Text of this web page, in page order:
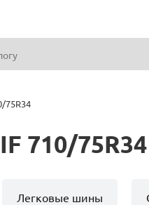
75R34
710/75R34
Легковые шины